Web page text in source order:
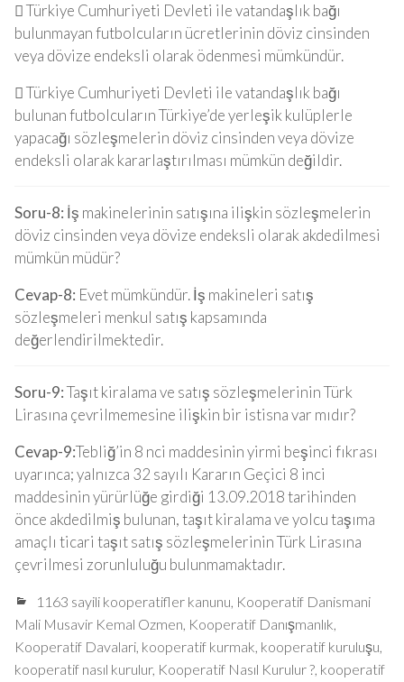
 Türkiye Cumhuriyeti Devleti ile vatandaşlık bağı
bulunmayan futbolcuların ücretlerinin döviz cinsinden
veya dövize endeksli olarak ödenmesi mümkündür.
 Türkiye Cumhuriyeti Devleti ile vatandaşlık bağı
bulunan futbolcuların Türkiye’de yerleşik kulüplerle
yapacağı sözleşmelerin döviz cinsinden veya dövize
endeksli olarak kararlaştırılması mümkün değildir.
Soru-8: İş makinelerinin satışına ilişkin sözleşmelerin
döviz cinsinden veya dövize endeksli olarak akdedilmesi
mümkün müdür?
Cevap-8: Evet mümkündür. İş makineleri satış
sözleşmeleri menkul satış kapsamında
değerlendirilmektedir.
Soru-9:Taşıt kiralama ve satış sözleşmelerinin Türk
Lirasına çevrilmemesine ilişkin bir istisna var mıdır?
Cevap-9:Tebliğ’in 8 nci maddesinin yirmi beşinci fıkrası
uyarınca; yalnızca 32 sayılı Kararın Geçici 8 inci
maddesinin yürürlüğe girdiği 13.09.2018 tarihinden
önce akdedilmiş bulunan, taşıt kiralama ve yolcu taşıma
amaçlı ticari taşıt satış sözleşmelerinin Türk Lirasına
çevrilmesi zorunluluğu bulunmamaktadır.
1163 sayili kooperatifler kanunu, Kooperatif Danismani
Mali Musavir Kemal Ozmen, Kooperatif Danışmanlık,
Kooperatif Davalari, kooperatif kurmak, kooperatif kuruluşu,
kooperatif nasıl kurulur, Kooperatif Nasıl Kurulur ?, kooperatif